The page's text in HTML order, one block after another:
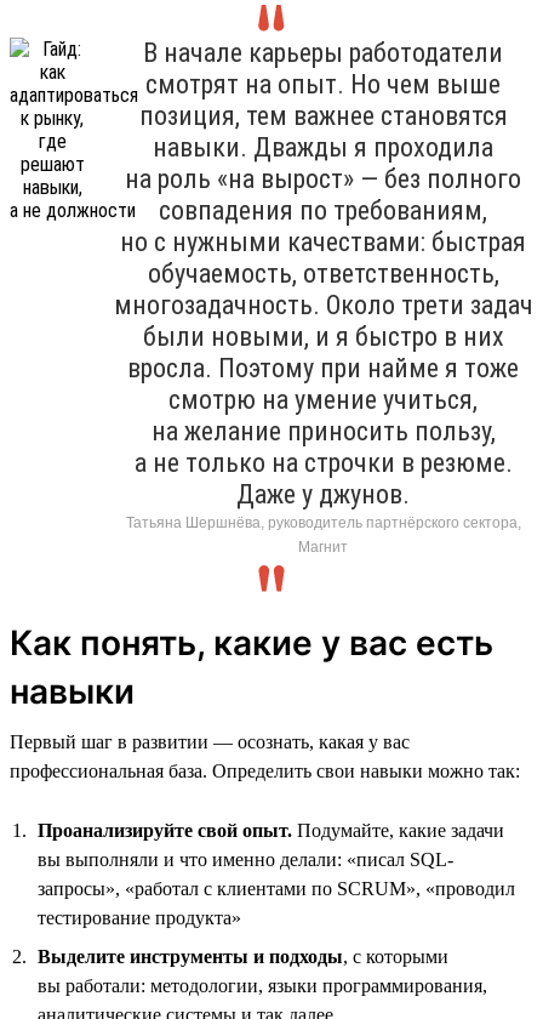
В начале карьеры работодатели
смотрят на опыт. Но чем выше
позиция, тем важнее становятся
навыки. Дважды я проходила
на роль «на вырост» — без полного
совпадения по требованиям,
но с нужными качествами: быстрая
обучаемость, ответственность,
многозадачность. Около трети задач
были новыми, и я быстро в них
вросла. Поэтому при найме я тоже
смотрю на умение учиться,
на желание приносить пользу,
а не только на строчки в резюме.
Даже у джунов.
Татьяна Шершнёва, руководитель партнёрского сектора,
Магнит
Как понять, какие у вас есть
навыки
Первый шаг в развитии — осознать, какая у вас
профессиональная база. Определить свои навыки можно так:
Проанализируйте свой опыт. Подумайте, какие задачи
вы выполняли и что именно делали: «писал SQL-
запросы», «работал с клиентами по SCRUM», «проводил
тестирование продукта»
Выделите инструменты и подходы, с которыми
вы работали: методологии, языки программирования,
аналитические системы и так далее